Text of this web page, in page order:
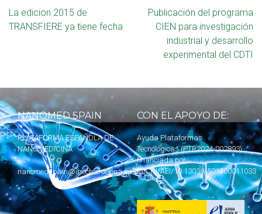
La edicion 2015 de
TRANSFIERE ya tiene fecha
Publicación del programa
CIEN para investigación
industrial y desarrollo
experimental del CDTI
NANOMED SPAIN
PLATAFORMA ESPAÑOLA DE
NANOMEDICINA
nanomedspain@ibecbarcelona.eu
CON EL APOYO DE:
Ayuda Plataformas
Tecnológicas (PTR2024-002893)
financiada por
MICIU/AEI/10.13039/501100011033